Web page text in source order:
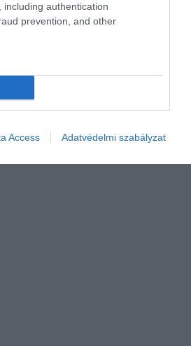
including authentication
prevention, and other
Access Adatvédelmi szabályzat
világot
a rendszert kiszolgáló digitális
egyre többen kerülnek tőzsdére is.